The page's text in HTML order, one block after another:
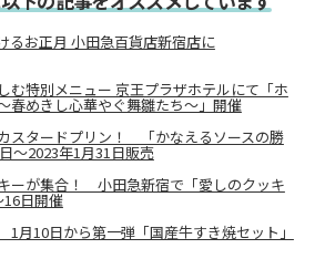
るお正月 小田急百貨店新宿店に
む特別メニュー 京王プラザホテルにて「ホ
春めきし心華やぐ舞雛たち～」開催
スタードプリン！ 「かなえるソースの勝
〜2023年1月31日販売
ーが集合！ 小田急新宿で「愛しのクッキ
日開催
月10日から第一弾「国産牛すき焼セット」